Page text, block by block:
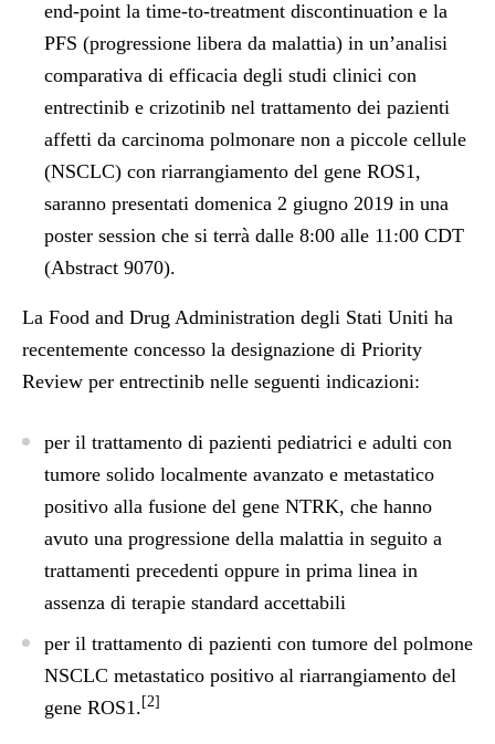
end-point la time-to-treatment discontinuation e la
PFS (progressione libera da malattia) in un’analisi
comparativa di efficacia degli studi clinici con
entrectinib e crizotinib nel trattamento dei pazienti
affetti da carcinoma polmonare non a piccole cellule
(NSCLC) con riarrangiamento del gene ROS1,
saranno presentati domenica 2 giugno 2019 in una
poster session che si terrà dalle 8:00 alle 11:00 CDT
(Abstract 9070).
La Food and Drug Administration degli Stati Uniti ha
recentemente concesso la designazione di Priority
Review per entrectinib nelle seguenti indicazioni:
per il trattamento di pazienti pediatrici e adulti con
tumore solido localmente avanzato e metastatico
positivo alla fusione del gene NTRK, che hanno
avuto una progressione della malattia in seguito a
trattamenti precedenti oppure in prima linea in
assenza di terapie standard accettabili
per il trattamento di pazienti con tumore del polmone
NSCLC metastatico positivo al riarrangiamento del
gene ROS1.[2]